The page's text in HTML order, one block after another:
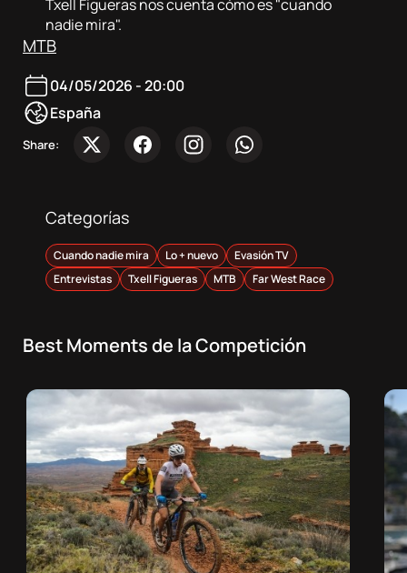
Txell Figueras nos cuenta cómo es "cuando
nadie mira".
MTB
04/05/2026 - 20:00
España
Share:
Categorías
Cuando nadie mira Lo + nuevo
Evasión TV
Entrevistas
Txell Figueras MTB Far West Race
Best Moments de la Competición
nosotros
Contacta
Atletas